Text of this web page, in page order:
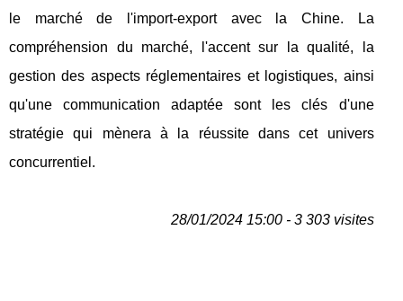
le marché de l'import-export avec la Chine. La
compréhension du marché, l'accent sur la qualité, la
gestion des aspects réglementaires et logistiques, ainsi
qu'une communication adaptée sont les clés d'une
stratégie qui mènera à la réussite dans cet univers
concurrentiel.
28/01/2024 15:00 - 3 303 visites